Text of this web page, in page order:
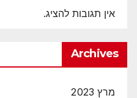
אין תגובות להציג.
Archives
מרץ 2023